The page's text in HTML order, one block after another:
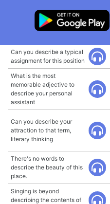
Can you describe a typical
assignment for this position
What is the most
memorable adjective to
describe your personal
assistant
Can you describe your
attraction to that term,
literary thinking
There's no words to
describe the beauty of this
place.
Singing is beyond
describing the contents of